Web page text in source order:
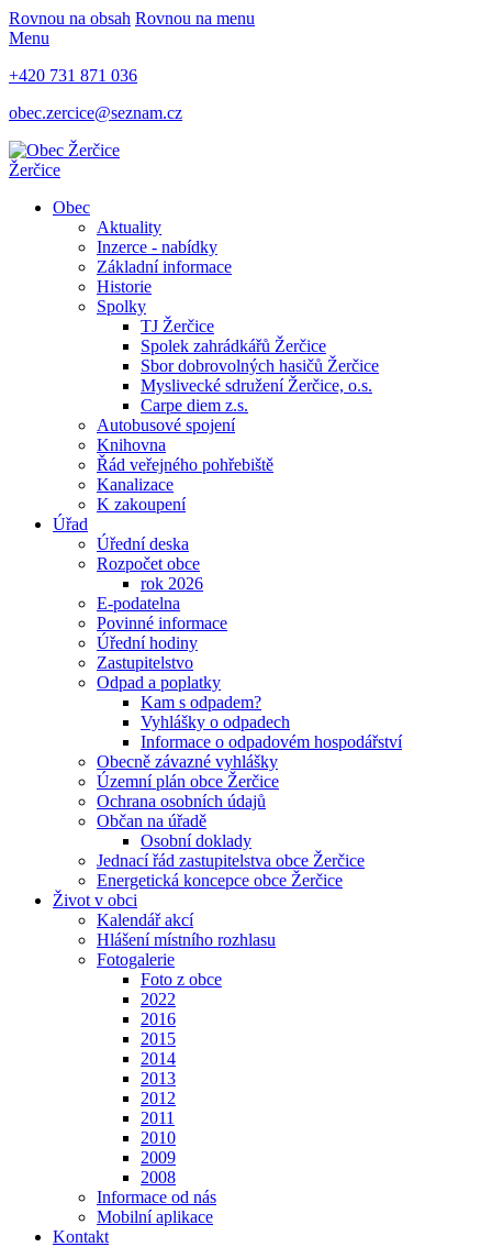
Rovnou na obsah Rovnou na menu
Menu
+420 731 871 036
obec.zercice@seznam.cz
Žerčice
Obec
Aktuality
Inzerce - nabídky
Základní informace
Historie
Spolky
TJ Žerčice
Spolek zahrádkářů Žerčice
Sbor dobrovolných hasičů Žerčice
Myslivecké sdružení Žerčice, o.s.
Carpe diem z.s.
Autobusové spojení
Knihovna
Řád veřejného pohřebiště
Kanalizace
K zakoupení
Úřad
Úřední deska
Rozpočet obce
rok 2026
E-podatelna
Povinné informace
Úřední hodiny
Zastupitelstvo
Odpad a poplatky
Kam s odpadem?
Vyhlášky o odpadech
Informace o odpadovém hospodářství
Obecně závazné vyhlášky
Územní plán obce Žerčice
Ochrana osobních údajů
Občan na úřadě
Osobní doklady
Jednací řád zastupitelstva obce Žerčice
Energetická koncepce obce Žerčice
Život v obci
Kalendář akcí
Hlášení místního rozhlasu
Fotogalerie
Foto z obce
2022
2016
2015
2014
2013
2012
2011
2010
2009
2008
Informace od nás
Mobilní aplikace
Kontakt